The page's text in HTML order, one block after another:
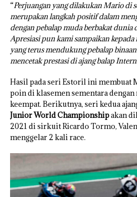
“Perjuangan yang dilakukan Mario di
merupakan langkah positif dalam
dengan pebalap muda berbakat
Apresiasi pun kami sampaikan
yang terus mendukung pebalap
mencetak prestasi di ajang balap
Hasil pada seri Estoril ini membuat
poin di klasemen sementara
keempat. Berikutnya, seri kedua
Junior World Championshipakan
2021 di sirkuit Ricardo Tormo,
menggelar 2 kali race.